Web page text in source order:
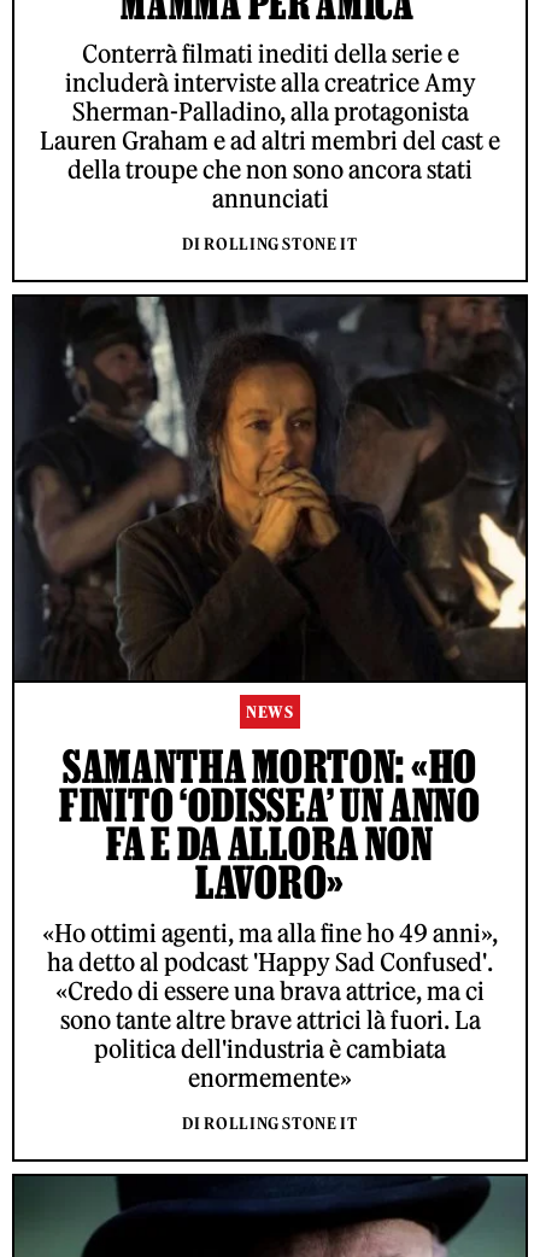
Conterrà filmati inediti della serie e
includerà interviste alla creatrice Amy
Sherman-Palladino, alla protagonista
Lauren Graham e ad altri membri del cast e
della troupe che non sono ancora stati
annunciati
DI ROLLING STONE IT
NEWS
SAMANTHA MORTON: «HO
FINITO ‘ODISSEA’ UN ANNO
FA E DA ALLORA NON
LAVORO»
«Ho ottimi agenti, ma alla fine ho 49 anni»,
ha detto al podcast 'Happy Sad Confused'.
«Credo di essere una brava attrice, ma ci
sono tante altre brave attrici là fuori. La
politica dell'industria è cambiata
enormemente»
DI ROLLING STONE IT